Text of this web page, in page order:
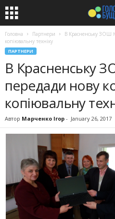
Головна Партнери
В Красненську ЗОШ
копіювальну техніку
ПАРТНЕРИ
В Красненську
передади нову
копіювальну
Автор Марченко Ігор - January 26, 2017